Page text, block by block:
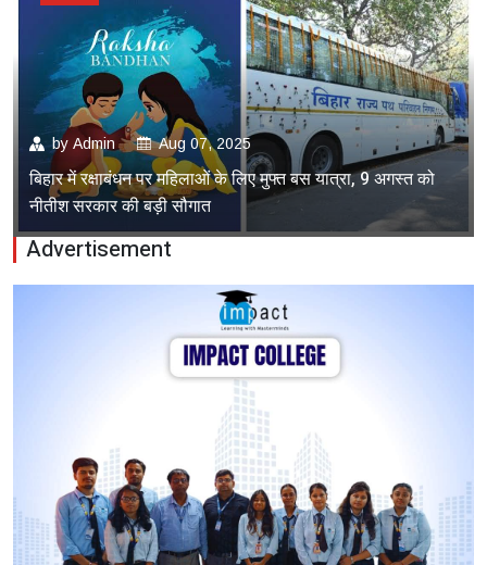
by Admin Aug 07, 2025
बिहार में रक्षाबंधन पर महिलाओं के लिए मुफ्त बस यात्रा, 9 अगस्त को
नीतीश सरकार की बड़ी सौगात
Advertisement